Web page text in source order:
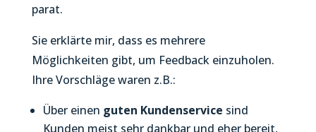
parat.
Sie erklärte mir, dass es mehrere
Möglichkeiten gibt, um Feedback einzuholen.
Ihre Vorschläge waren z.B.:
Über einen guten Kundenservice sind
Kunden meist sehr dankbar und eher bereit,